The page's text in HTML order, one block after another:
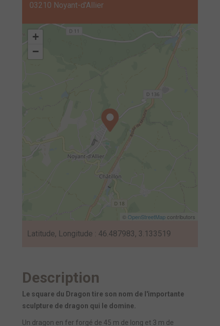
03210 Noyant-d'Allier
+
−
© OpenStreetMapcontributors
Latitude, Longitude : 46.487983, 3.133519
Description
Le square du Dragon tire son nom de l'importante
sculpture de dragon qui le domine.
Un dragon en fer forgé de 45 m de long et 3 m de